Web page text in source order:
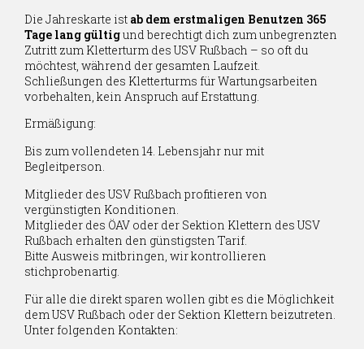
Die Jahreskarte ist ab dem erstmaligen Benutzen 365
Tage lang gültigund berechtigt dich zum unbegrenzten
Zutritt zum Kletterturm des USV Rußbach – so oft du
möchtest, während der gesamten Laufzeit.
Schließungen des Kletterturms für Wartungsarbeiten
vorbehalten, kein Anspruch auf Erstattung.
Ermäßigung:
Bis zum vollendeten 14. Lebensjahr nur mit
Begleitperson.
Mitglieder des USV Rußbach profitieren von
vergünstigten Konditionen.
Mitglieder des ÖAV oder der Sektion Klettern des USV
Rußbach erhalten den günstigsten Tarif.
Bitte Ausweis mitbringen, wir kontrollieren
stichprobenartig.
Für alle die direkt sparen wollen gibt es die Möglichkeit
dem USV Rußbach oder der Sektion Klettern beizutreten.
Unter folgenden Kontakten: